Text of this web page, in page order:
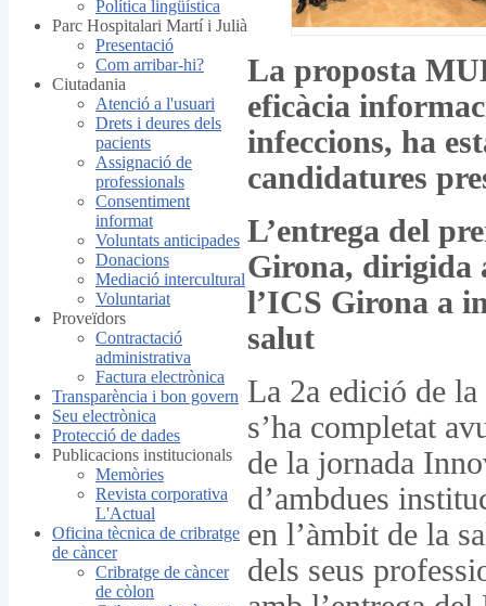
La proposta
eficàcia
infeccions, ha
candidatures
L’entrega del
Girona, dirigida
l’ICS Girona a
salut
La 2a edició de
s’ha completat
de la jornada
d’ambdues
en l’àmbit de la
dels seus
Política lingüística
Parc Hospitalari Martí i Julià
Presentació
Com arribar-hi?
Ciutadania
Atenció a l'usuari
Drets i deures dels
pacients
Assignació de
professionals
Consentiment
informat
Voluntats anticipades
Donacions
Mediació intercultural
Voluntariat
Proveïdors
Contractació
administrativa
Factura electrònica
Transparència i bon govern
Seu electrònica
Protecció de dades
Publicacions institucionals
Memòries
Revista corporativa
L'Actual
Oficina tècnica de cribratge
de càncer
Cribratge de càncer
de còlon